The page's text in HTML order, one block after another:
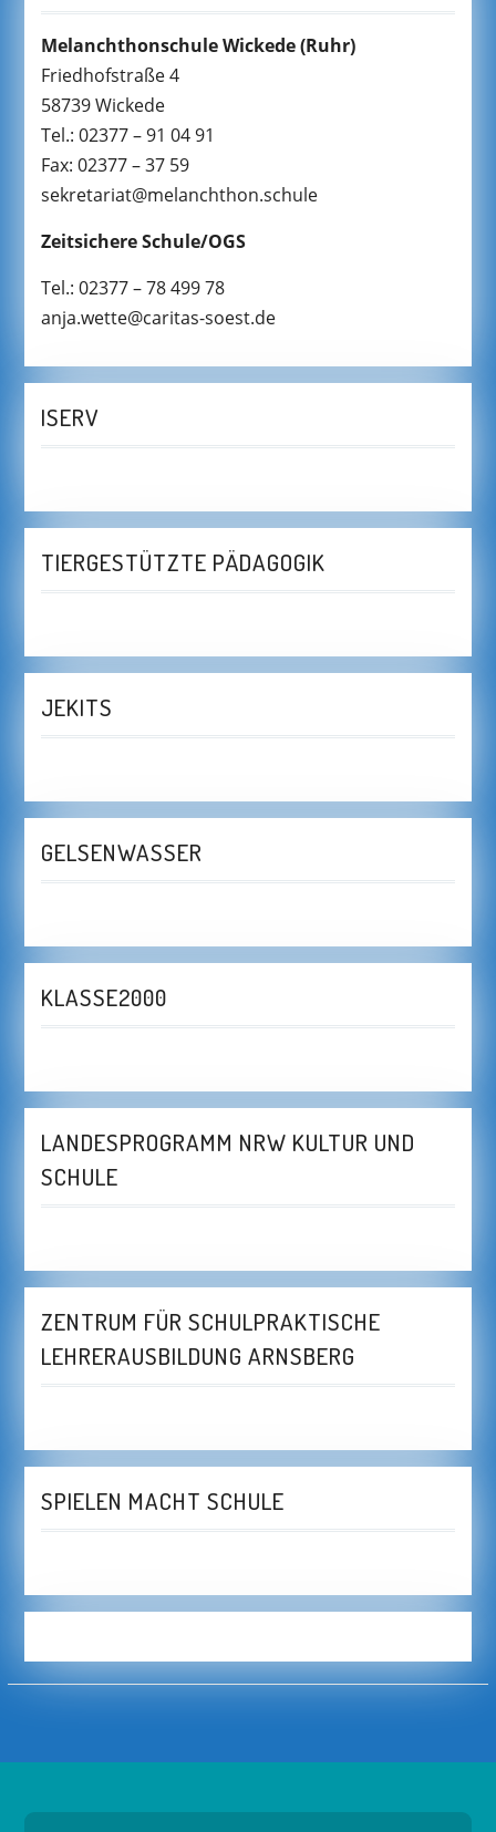
Melanchthonschule Wickede(Ruhr)
Friedhofstraße 4
58739 Wickede
Tel.: 02377 – 91 04 91
Fax: 02377 – 37 59
sekretariat@melanchthon.schule
Zeitsichere Schule/OGS
Tel.: 02377 – 78 499 78
anja.wette@caritas-soest.de
ISERV
TIERGESTÜTZTE PÄDAGOGIK
JEKITS
GELSENWASSER
KLASSE2000
LANDESPROGRAMM NRW KULTUR UND
SCHULE
ZENTRUM FÜR SCHULPRAKTISCHE
LEHRERAUSBILDUNG ARNSBERG
SPIELEN MACHT SCHULE